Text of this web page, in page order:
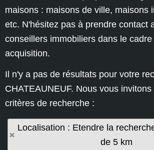
maisons : maisons de ville, maisons
etc. N'hésitez pas à prendre contact
conseillers immobiliers dans le
acquisition.
Il n'y a pas de résultats pour votre
CHATEAUNEUF. Nous vous
critères de recherche :
Localisation : Etendre la
de 5 km